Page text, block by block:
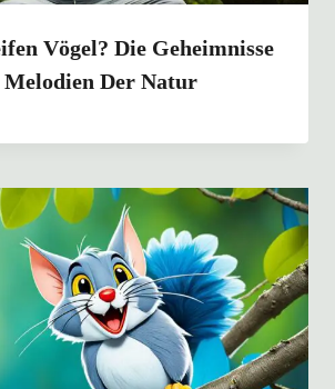
Vögel? Die Geheimnisse
Der Natur